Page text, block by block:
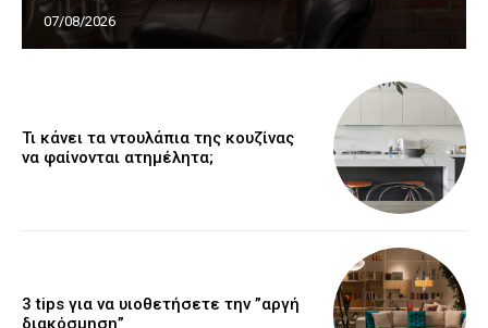
07/08/2026
Τι κάνει τα ντουλάπια της κουζίνας
να φαίνονται ατημέλητα;
3 tips για να υιοθετήσετε την ”αργή
διακόσμηση”